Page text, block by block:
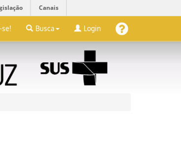
Canais
se! Busca Login